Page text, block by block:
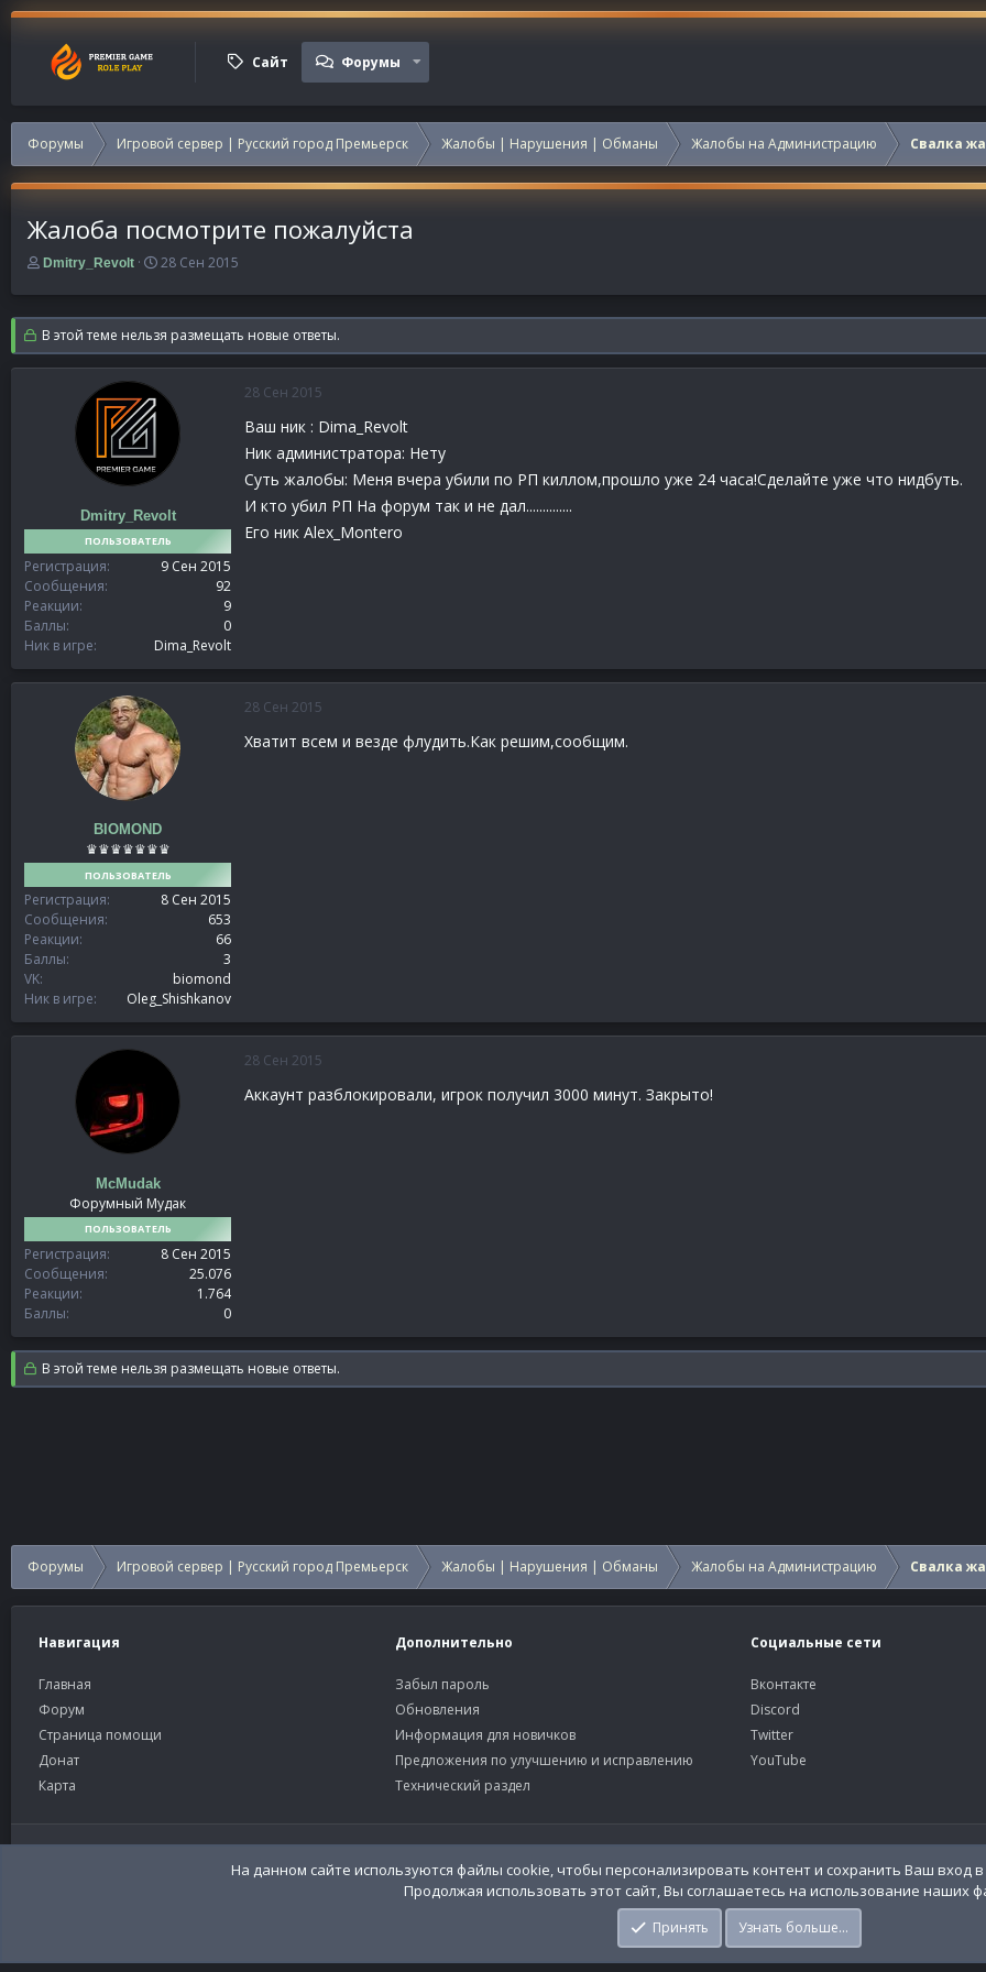
Сайт Форумы
Форумы Игровой сервер | Русский город Премьерск Жалобы | Нарушения | Обманы Жалобы на Администрацию Свалка
Жалоба посмотрите пожалуйста
А
т
о
р
т
Dmitry_Revolt
Д
т
а
н
а
а
28 Сен 2015
В этой теме нельзя размещать новые ответы.
Dmitry_Revolt
ПОЛЬЗОВАТЕЛЬ
Регистрация
9 Сен 2015
Сообщения
92
Реакции
9
Баллы
0
Ник в игре
Dima_Revolt
28 Сен 2015
Ваш ник : Dima_Revolt
Ник администратора: Нету
Суть жалобы: Меня вчера убили по РП киллом,прошло уже 24 часа!Сделайте уже что нидбуть.
И кто убил РП На форум так и не дал..............
Его ник Alex_Montero
BIOMOND
♛♛♛♛♛♛♛
ПОЛЬЗОВАТЕЛЬ
Регистрация
8 Сен 2015
Сообщения
653
Реакции
66
Баллы
3
VK
biomond
Ник в игре
Oleg_Shishkanov
28 Сен 2015
Хватит всем и везде флудить.Как решим,сообщим.
McMudak
Форумный Мудак
ПОЛЬЗОВАТЕЛЬ
Регистрация
8 Сен 2015
Сообщения
25.076
Реакции
1.764
Баллы
0
28 Сен 2015
Аккаунт разблокировали, игрок получил 3000 минут. Закрыто!
В этой теме нельзя размещать новые ответы.
Форумы Игровой сервер | Русский город Премьерск Жалобы | Нарушения | Обманы Жалобы на Администрацию Свалка
Навигация
Главная
Форум
Страница помощи
Донат
Карта
Дополнительно
Забыл пароль
Обновления
Информация для новичков
Предложения по улучшению и исправлению
Технический раздел
Социальные сети
Вконтакте
Discord
Twitter
YouTube
Russian (RU)